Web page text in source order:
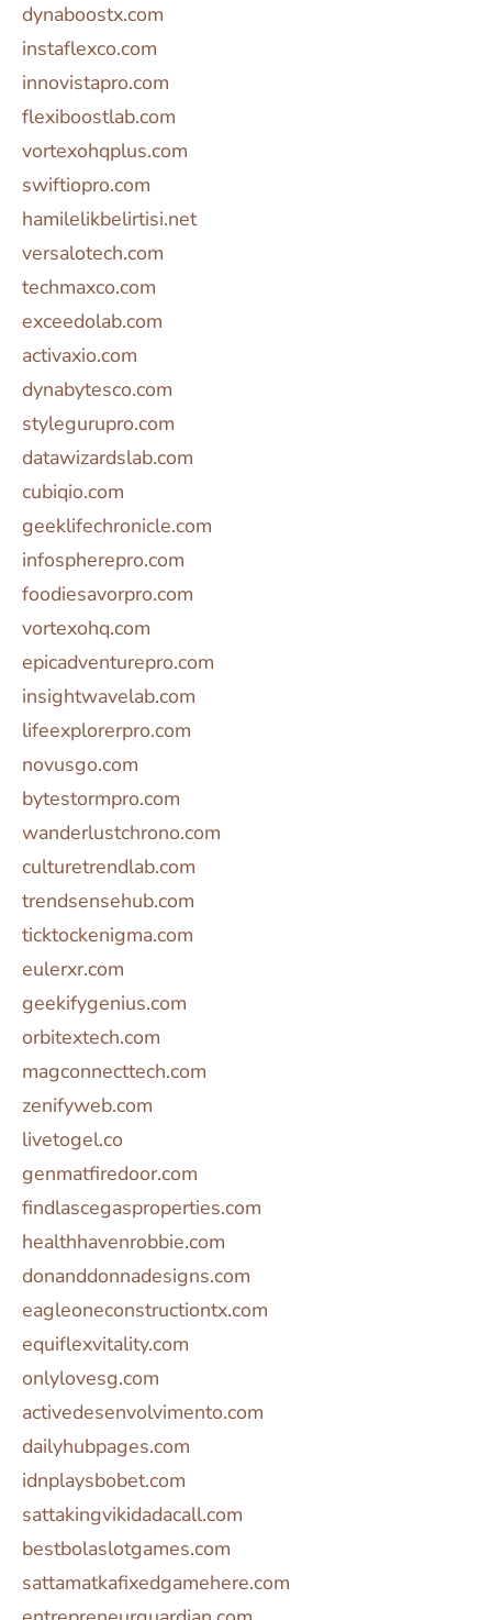
dynaboostx.com
instaflexco.com
innovistapro.com
flexiboostlab.com
vortexohqplus.com
swiftiopro.com
hamilelikbelirtisi.net
versalotech.com
techmaxco.com
exceedolab.com
activaxio.com
dynabytesco.com
stylegurupro.com
datawizardslab.com
cubiqio.com
geeklifechronicle.com
infospherepro.com
foodiesavorpro.com
vortexohq.com
epicadventurepro.com
insightwavelab.com
lifeexplorerpro.com
novusgo.com
bytestormpro.com
wanderlustchrono.com
culturetrendlab.com
trendsensehub.com
ticktockenigma.com
eulerxr.com
geekifygenius.com
orbitextech.com
magconnecttech.com
zenifyweb.com
livetogel.co
genmatfiredoor.com
findlascegasproperties.com
healthhavenrobbie.com
donanddonnadesigns.com
eagleoneconstructiontx.com
equiflexvitality.com
onlylovesg.com
activedesenvolvimento.com
dailyhubpages.com
idnplaysbobet.com
sattakingvikidadacall.com
bestbolaslotgames.com
sattamatkafixedgamehere.com